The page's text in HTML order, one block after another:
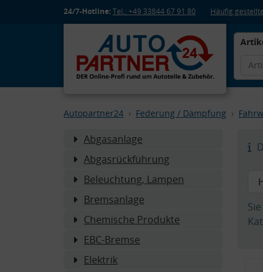
24/7-Hotline:Tel.: +49 33844 67 91 80 Häufig
Autopartner24 Federung / Dämpfung
Abgasanlage
Abgasrückführung
Beleuchtung, Lampen
Bremsanlage
Chemische Produkte
EBC-Bremse
Elektrik